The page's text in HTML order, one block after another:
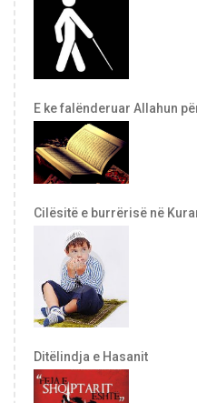
E ke falënderuar Allahun
Cilësitë e burrërisë në
Ditëlindja e Hasanit